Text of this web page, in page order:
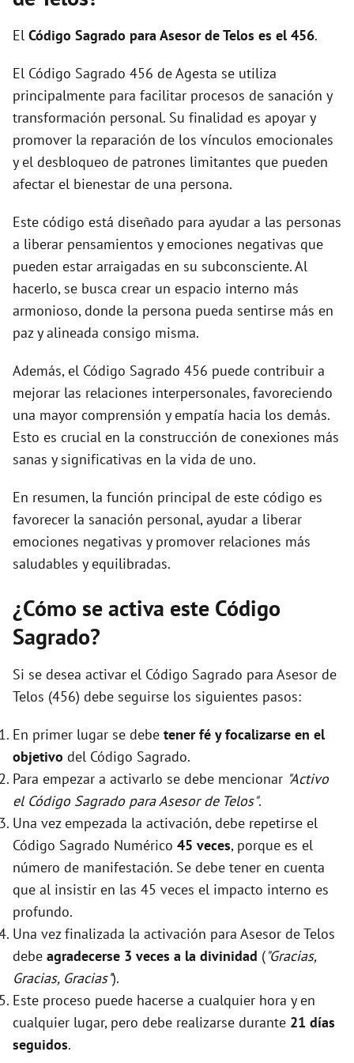
e
o
El Código Sagrado para Asesor de Telos es el 456.
El Código Sagrado 456 de Agesta se utiliza
principalmente para facilitar procesos de sanación y
transformación personal. Su finalidad es apoyar y
promover la reparación de los vínculos emocionales
y el desbloqueo de patrones limitantes que pueden
afectar el bienestar de una persona.
Este código está diseñado para ayudar a las personas
a liberar pensamientos y emociones negativas que
pueden estar arraigadas en su subconsciente. Al
hacerlo, se busca crear un espacio interno más
armonioso, donde la persona pueda sentirse más en
paz y alineada consigo misma.
Además, el Código Sagrado 456 puede contribuir a
mejorar las relaciones interpersonales, favoreciendo
una mayor comprensión y empatía hacia los demás.
Esto es crucial en la construcción de conexiones más
sanas y significativas en la vida de uno.
En resumen, la función principal de este código es
favorecer la sanación personal, ayudar a liberar
emociones negativas y promover relaciones más
saludables y equilibradas.
¿Cómo se activa este Código
Sagrado?
Si se desea activar el Código Sagrado para Asesor de
Telos (456) debe seguirse los siguientes pasos:
En primer lugar se debe tener fé y focalizarse en el
objetivo del Código Sagrado.
Para empezar a activarlo se debe mencionar "Activo
el Código Sagrado para Asesor de Telos".
Una vez empezada la activación, debe repetirse el
Código Sagrado Numérico 45 veces, porque es el
número de manifestación. Se debe tener en cuenta
que al insistir en las 45 veces el impacto interno es
profundo.
Una vez finalizada la activación para Asesor de Telos
debe agradecerse 3 veces a la divinidad ("Gracias,
Gracias, Gracias").
Este proceso puede hacerse a cualquier hora y en
cualquier lugar, pero debe realizarse durante 21 días
seguidos.